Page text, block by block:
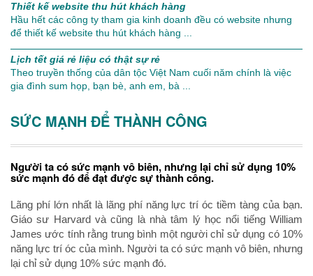
Thiết kế website thu hút khách hàng
Hầu hết các công ty tham gia kinh doanh đều có website nhưng
để thiết kế website thu hút khách hàng ...
Lịch tết giá rẻ liệu có thật sự rẻ
Theo truyền thống của dân tộc Việt Nam cuối năm chính là việc
gia đình sum họp, bạn bè, anh em, bà ...
SỨC MẠNH ĐỂ THÀNH CÔNG
Người ta có sức mạnh vô biên, nhưng lại chỉ sử dụng 10%
sức mạnh đó để đạt được sự thành công.
Lãng phí lớn nhất là lãng phí năng lực trí óc tiềm tàng của bạn.
Giáo sư Harvard và cũng là nhà tâm lý học nổi tiếng William
James ước tính rằng trung bình một người chỉ sử dụng có 10%
năng lực trí óc của mình. Người ta có sức mạnh vô biên, nhưng
lại chỉ sử dụng 10% sức mạnh đó.